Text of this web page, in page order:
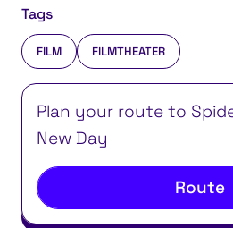
Tags
FILM FILMTHEATER
Plan your route to
New Day
Route